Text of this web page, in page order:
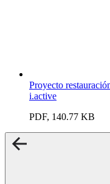
Proyecto
i.active
PDF, 140.77 KB